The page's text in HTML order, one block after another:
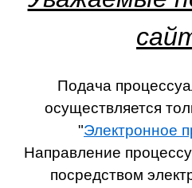
Подача
осуществляется
"Электронное
Направление
посредством